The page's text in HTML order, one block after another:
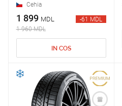
Cehia
1 899 MDL
1 960 MDL
-61 MDL
IN COS